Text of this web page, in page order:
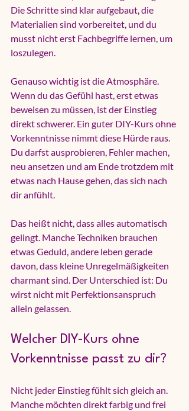
Die Schritte sind klar aufgebaut, die
Materialien sind vorbereitet, und du
musst nicht erst Fachbegriffe lernen, um
loszulegen.
Genauso wichtig ist die Atmosphäre.
Wenn du das Gefühl hast, erst etwas
beweisen zu müssen, ist der Einstieg
direkt schwerer. Ein guter DIY-Kurs ohne
Vorkenntnisse nimmt diese Hürde raus.
Du darfst ausprobieren, Fehler machen,
neu ansetzen und am Ende trotzdem mit
etwas nach Hause gehen, das sich nach
dir anfühlt.
Das heißt nicht, dass alles automatisch
gelingt. Manche Techniken brauchen
etwas Geduld, andere leben gerade
davon, dass kleine Unregelmäßigkeiten
charmant sind. Der Unterschied ist: Du
wirst nicht mit Perfektionsanspruch
allein gelassen.
Welcher DIY-Kurs ohne
Vorkenntnisse passt zu dir?
Nicht jeder Einstieg fühlt sich gleich an.
Manche möchten direkt farbig und frei